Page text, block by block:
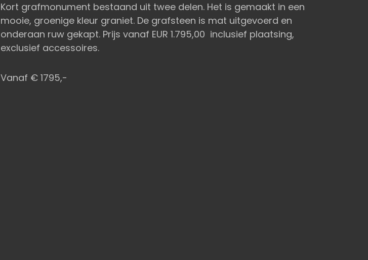
Kort grafmonument bestaand uit twee delen. Het is gemaakt in een
mooie, groenige kleur graniet. De grafsteen is mat uitgevoerd en
onderaan ruw gekapt. Prijs vanaf EUR 1.795,00 inclusief plaatsing,
exclusief accessoires.
Vanaf € 1795,-